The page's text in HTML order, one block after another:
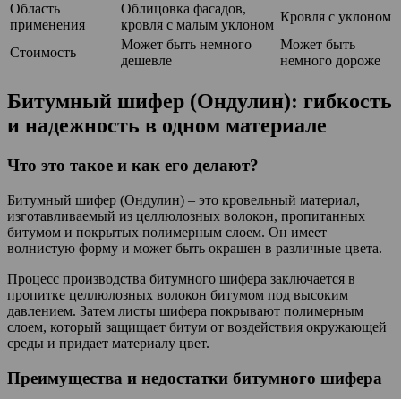
Область
применения
Облицовка фасадов,
кровля с малым уклоном
Кровля с уклоном
Стоимость
Может быть немного
дешевле
Может быть
немного дороже
Битумный шифер (Ондулин): гибкость
и надежность в одном материале
Что это такое и как его делают?
Битумный шифер (Ондулин) – это кровельный материал,
изготавливаемый из целлюлозных волокон, пропитанных
битумом и покрытых полимерным слоем. Он имеет
волнистую форму и может быть окрашен в различные цвета.
Процесс производства битумного шифера заключается в
пропитке целлюлозных волокон битумом под высоким
давлением. Затем листы шифера покрывают полимерным
слоем, который защищает битум от воздействия окружающей
среды и придает материалу цвет.
Преимущества и недостатки битумного шифера